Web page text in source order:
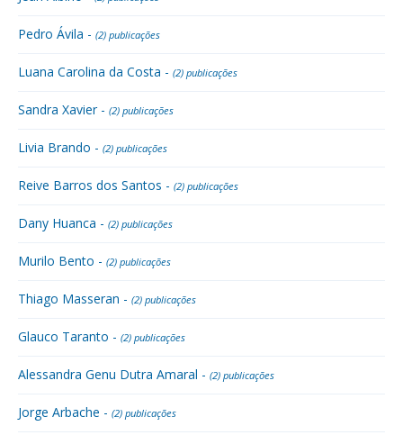
Pedro Ávila - (2) publicações
Luana Carolina da Costa - (2) publicações
Sandra Xavier - (2) publicações
Livia Brando - (2) publicações
Reive Barros dos Santos - (2) publicações
Dany Huanca - (2) publicações
Murilo Bento - (2) publicações
Thiago Masseran - (2) publicações
Glauco Taranto - (2) publicações
Alessandra Genu Dutra Amaral - (2) publicações
Jorge Arbache - (2) publicações